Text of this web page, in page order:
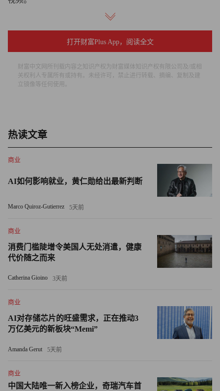
康涅狄格州费尔菲尔德县科威国际不动产（Coldwell
富》杂志，自疫情以来房价一路飙升，在她所处的房地产市
场中，合买趋势正愈发盛行。根据美国房地产经纪人协会
字已超过42.2万美元。
独立姻亲公寓的独栋住宅。虽然这种模式成效颇佳，但年轻
一代仍希望拥有自己的空间。
“兄弟姐妹也因租金上涨而选择合买住房，这样更为划算，”
款的难度增加。”
马萨诸塞州Property Checker公司的首席房地产研究员兼分析
师埃琳娜·诺瓦克（Elena Novak）也向《财富》杂志透露，
过去两年间，更多Z世代和千禧一代购房者选择“联合购置”
“起初，是两兄弟姐妹或关系亲密的大学好友凑钱购买一套
单人无力承担的公寓，”诺瓦克说，“如今，我看到有同事三
人组，甚至还有四人小团体在寻找房源。”
“相较于五年前，这种趋势的增长态势一目了然，”她继续说
道，“当时除已婚夫妇外，合买住房的情况基本不存在。”
打开财富Plus App，阅读全文
财富中文网所刊载内容之知识产权为财富媒体知识产权有限公司及/或相
关权利人专属所有或持有。未经许可，禁止进行转载、摘编、复制及建
立镜像等任何使用。
热读文章
商业
AI如何影响就业，黄仁勋给出最新判断
Marco Quiroz-Gutierrez 5天前
商业
消费门槛陡增令美国人无处消遣，健康
代价随之而来
Catherina Gioino 3天前
商业
AI对存储芯片的旺盛需求，正在推动3
万亿美元的新板块“Memi”
Amanda Gerut 5天前
商业
中国大陆唯一新入榜企业，奇瑞汽车首